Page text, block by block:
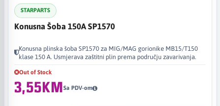
STARPARTS
Konusna Šoba 150A SP1570
Konusna plinska šoba SP1570 za MIG/MAG gorionike MB15/T150
klase 150 A. Usmjerava zaštitni plin prema području zavarivanja.
Out of Stock
3,55KMSa PDV-om